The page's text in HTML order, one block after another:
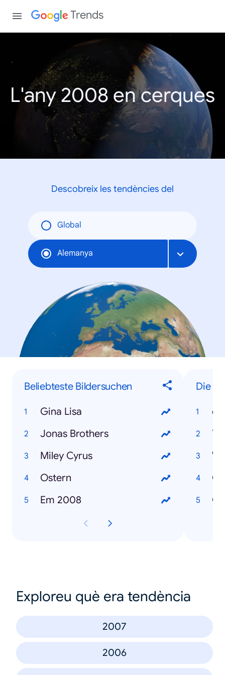
Trends
L'any 2008 en cerques
Descobreix les tendències del
Global
Alemanya
Beliebteste Bildersuchen
Gina Lisa
Jonas Brothers
Miley Cyrus
Ostern
Em 2008
Die
Exploreu què era tendència
2007
2006